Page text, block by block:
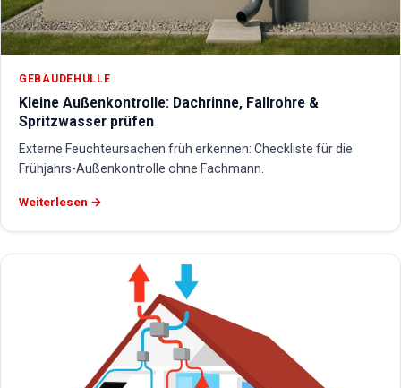
GEBÄUDEHÜLLE
Kleine Außenkontrolle: Dachrinne, Fallrohre &
Spritzwasser prüfen
Externe Feuchteursachen früh erkennen: Checkliste für die
Frühjahrs-Außenkontrolle ohne Fachmann.
Weiterlesen →